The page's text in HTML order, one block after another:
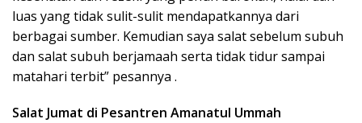
luas yang tidak sulit-sulit mendapatkannya dari
berbagai sumber. Kemudian saya salat sebelum subuh
dan salat subuh berjamaah serta tidak tidur sampai
matahari terbit” pesannya .
Salat Jumat di Pesantren Amanatul Ummah